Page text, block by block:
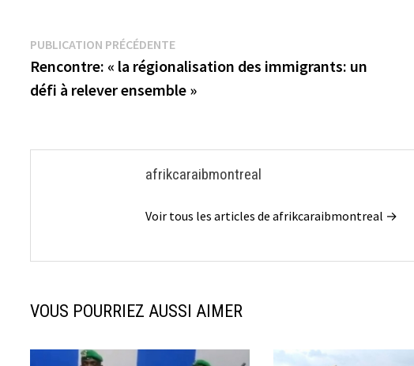
Navigation
de
PUBLICATION PRÉCÉDENTEPublication
précédente :
Rencontre: « la régionalisation des immigrants: un
défi à relever ensemble »
afrikcaraibmontreal
Voir tous les articles de afrikcaraibmontreal →
VOUS POURRIEZ AUSSI AIMER